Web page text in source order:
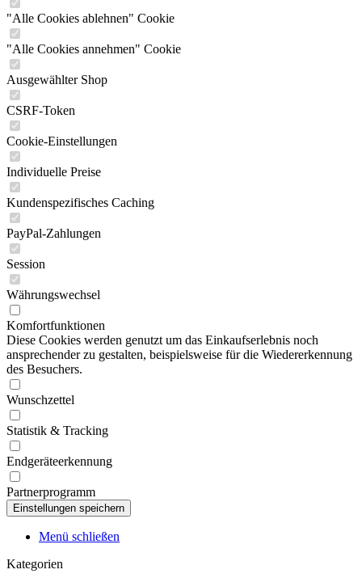
"Alle Cookies ablehnen" Cookie
"Alle Cookies annehmen" Cookie
Ausgewählter Shop
CSRF-Token
Cookie-Einstellungen
Individuelle Preise
Kundenspezifisches Caching
PayPal-Zahlungen
Session
Währungswechsel
Komfortfunktionen
Diese Cookies werden genutzt um das Einkaufserlebnis noch
ansprechender zu gestalten, beispielsweise für die Wiedererkennung
des Besuchers.
Wunschzettel
Statistik & Tracking
Endgeräteerkennung
Partnerprogramm
Menü schließen
Kategorien